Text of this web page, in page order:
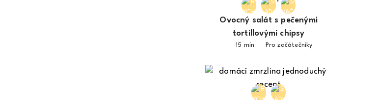
Ovocný salát s pečenými
tortillovými chipsy
15 min Pro začátečníky